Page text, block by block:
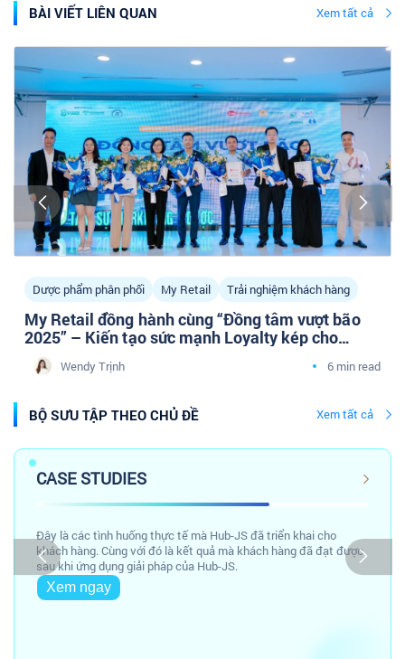
BÀI VIẾT LIÊN QUAN Xem tất cả
Dược phẩm phân phối My Retail Trải nghiệm khách hàng
My Retail đồng hành cùng “Đồng tâm vượt bão
2025” – Kiến tạo sức mạnh Loyalty kép cho
doanh nghiệp Dược phân phối cùng cộng đồng
Tâm sự Marketing Y Dược
Wendy Trịnh 6 min read
BỘ SƯU TẬP THEO CHỦ ĐỀ Xem tất cả
CASE STUDIES
Đây là các tình huống thực tế mà Hub-JS đã triển khai cho
khách hàng. Cùng với đó là kết quả mà khách hàng đã đạt được
sau khi ứng dụng giải pháp của Hub-JS.
Xem ngay